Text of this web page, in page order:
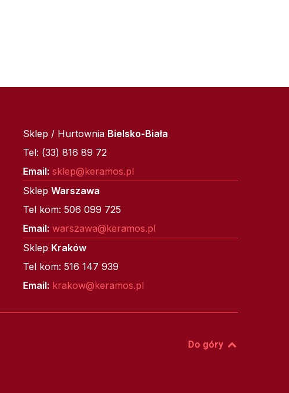
Sklep / Hurtownia Bielsko-Biała
Tel: (33) 816 89 72
Email: sklep@keramos.pl
Sklep Warszawa
Tel kom: 506 099 725
Email: warszawa@keramos.pl
Sklep Kraków
Tel kom: 516 147 939
Email: krakow@keramos.pl
Do góry